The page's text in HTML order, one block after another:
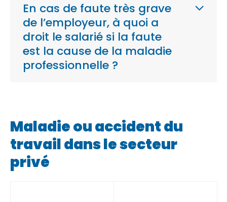
En cas de faute très grave
de l’employeur, à quoi a
droit le salarié si la faute
est la cause de la maladie
professionnelle ?
Maladie ou accident du
travail dans le secteur
privé